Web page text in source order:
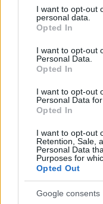
not limited to your
grant or deny
use your data for
consent section.
I want to opt-out
personal data.
Opted In
I want to opt-out
Personal Data.
Opted In
I want to opt-out
Personal Data
Opted In
I want to opt-out
Retention, Sale,
Personal Data
Purposes for
Opted Out
Google consents
Csúszik ma
Katolikus magiszter
És milyen szép!
csapás eszköze.